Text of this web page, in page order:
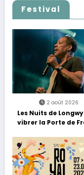
Festival
2 août 2026
Les Nuits de
vibrer la Porte de
découvertes et
reggae